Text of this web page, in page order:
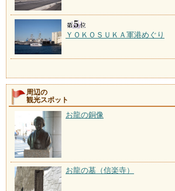
ＹＯＫＯＳＵＫＡ軍港めぐり
周辺の
観光スポット
お龍の銅像
お龍の墓（信楽寺）